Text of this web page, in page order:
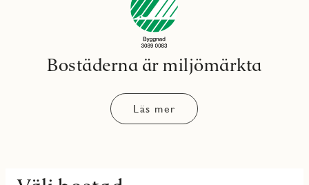
Bostäderna är miljömärkta
Läs mer